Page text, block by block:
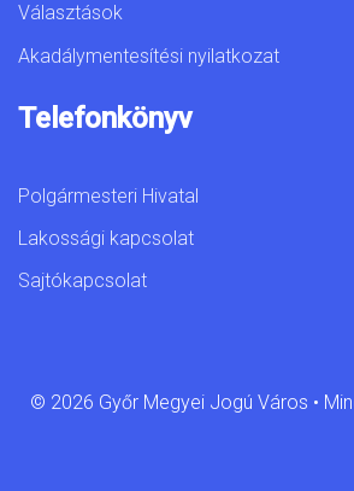
Választások
Akadálymentesítési nyilatkozat
Telefonkönyv
Polgármesteri Hivatal
Lakossági kapcsolat
Sajtókapcsolat
© 2026 Győr Megyei Jogú Város •